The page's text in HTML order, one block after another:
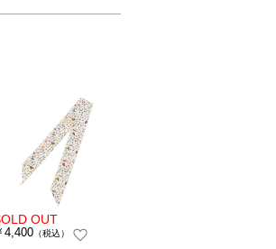
4,400 （税込）